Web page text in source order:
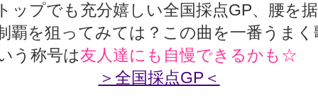
ップでも充分嬉しい全国採点GP、腰を
覇を狙ってみては？この曲を一番うまく
う称号は友人達にも自慢できるかも☆
＞全国採点GP＜